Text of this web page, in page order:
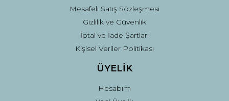
Mesafeli Satış Sözleşmesi
Gizlilik ve Güvenlik
İptal ve İade Şartları
Kişisel Veriler Politikası
ÜYELİK
Hesabım